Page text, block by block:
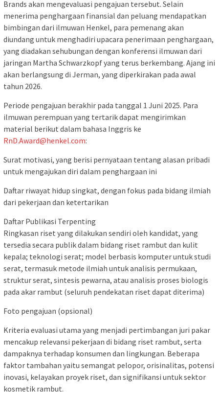
Brands akan mengevaluasi pengajuan tersebut. Selain
menerima penghargaan finansial dan peluang mendapatkan
bimbingan dari ilmuwan Henkel, para pemenang akan
diundang untuk menghadiri upacara penerimaan penghargaan,
yang diadakan sehubungan dengan konferensi ilmuwan dari
jaringan Martha Schwarzkopf yang terus berkembang. Ajang ini
akan berlangsung di Jerman, yang diperkirakan pada awal
tahun 2026.
Periode pengajuan berakhir pada tanggal 1 Juni 2025. Para
ilmuwan perempuan yang tertarik dapat mengirimkan
material berikut dalam bahasa Inggris ke
RnD.Award@henkel.com:
Surat motivasi, yang berisi pernyataan tentang alasan pribadi
untuk mengajukan diri dalam penghargaan ini
Daftar riwayat hidup singkat, dengan fokus pada bidang ilmiah
dari pekerjaan dan ketertarikan
Daftar Publikasi Terpenting
Ringkasan riset yang dilakukan sendiri oleh kandidat, yang
tersedia secara publik dalam bidang riset rambut dan kulit
kepala; teknologi serat; model berbasis komputer untuk studi
serat, termasuk metode ilmiah untuk analisis permukaan,
struktur serat, sintesis pewarna, atau analisis proses biologis
pada akar rambut (seluruh pendekatan riset dapat diterima)
Foto pengajuan (opsional)
Kriteria evaluasi utama yang menjadi pertimbangan juri pakar
mencakup relevansi pekerjaan di bidang riset rambut, serta
dampaknya terhadap konsumen dan lingkungan. Beberapa
faktor tambahan yaitu semangat pelopor, orisinalitas, potensi
inovasi, kelayakan proyek riset, dan signifikansi untuk sektor
kosmetik rambut.